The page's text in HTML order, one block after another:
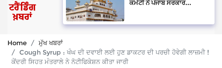
ਕਮੇਟੀ ਨੇ ਪੰਜਾਬ ਸਰਕਾਰ...
Home
ਮੁੱਖ ਖਬਰਾਂ
Cough Syrup : ਖੰਘ ਦੀ ਦਵਾਈ ਲਈ ਹੁਣ ਡਾਕਟਰ ਦੀ ਪਰਚੀ ਹੋਵੇਗੀ ਲਾਜ਼ਮੀ !
ਕੇਂਦਰੀ ਸਿਹਤ ਮੰਤਰਾਲੇ ਨੇ ਨੋਟੀਫਿਕੇਸ਼ਨ ਕੀਤਾ ਜਾਰੀ